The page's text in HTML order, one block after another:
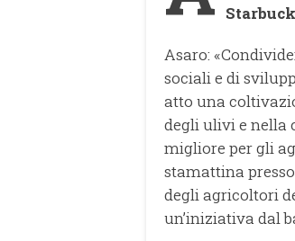
Asaro:
sociali e di
atto una
degli ulivi e nella
migliore per gli
stamattina
degli agricoltori
un’iniziativa dal